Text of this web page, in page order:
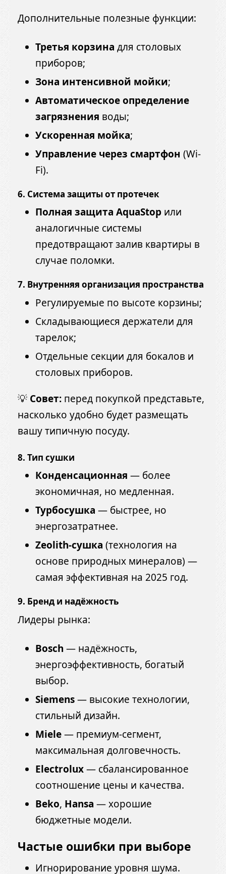
Дополнительные полезные функции:
Третья корзина для столовых
приборов;
Зона интенсивной мойки;
Автоматическое определение
загрязнения воды;
Ускоренная мойка;
Управление через смартфон (Wi-
Fi).
6. Система защиты от протечек
Полная защита AquaStop или
аналогичные системы
предотвращают залив квартиры в
случае поломки.
7. Внутренняя организация пространства
Регулируемые по высоте корзины;
Складывающиеся держатели для
тарелок;
Отдельные секции для бокалов и
столовых приборов.
💡 Совет: перед покупкой представьте,
насколько удобно будет размещать
вашу типичную посуду.
8. Тип сушки
Конденсационная — более
экономичная, но медленная.
Турбосушка — быстрее, но
энергозатратнее.
Zeolith-сушка (технология на
основе природных минералов) —
самая эффективная на 2025 год.
9. Бренд и надёжность
Лидеры рынка:
Bosch — надёжность,
энергоэффективность, богатый
выбор.
Siemens— высокие технологии,
стильный дизайн.
Miele— премиум-сегмент,
максимальная долговечность.
Electrolux— сбалансированное
соотношение цены и качества.
Beko, Hansa — хорошие
бюджетные модели.
Частые ошибки при выборе
Игнорирование уровня шума.